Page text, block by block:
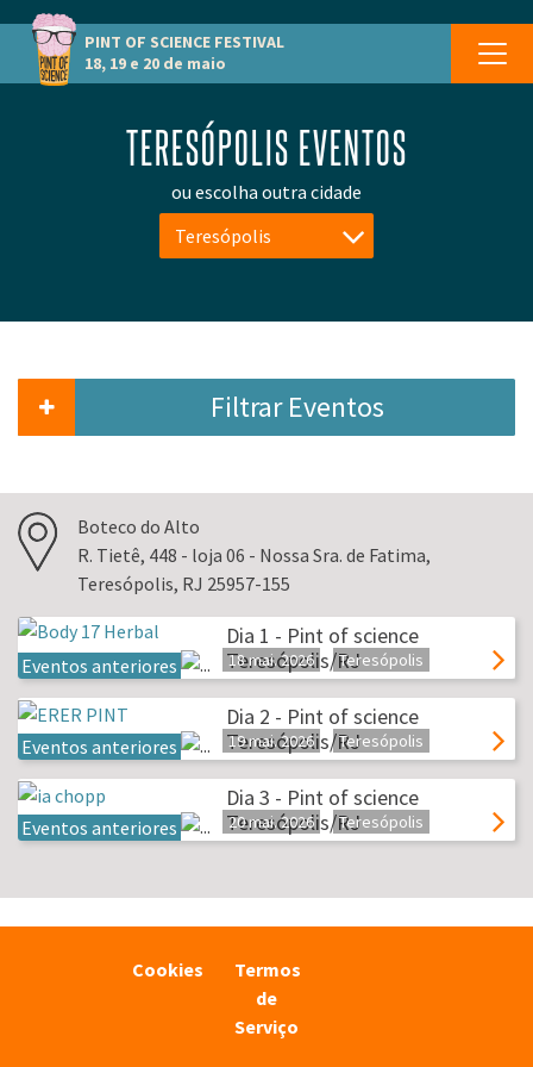
PINT OF SCIENCE FESTIVAL
18, 19 e 20 de maio
TERESÓPOLIS EVENTOS
ou escolha outra cidade
Teresópolis
Filtrar Eventos
Boteco do Alto
R. Tietê, 448 - loja 06 - Nossa Sra. de Fatima,
Teresópolis, RJ 25957-155
Eventos anteriores
Dia 1 - Pint of science
Teresópolis/RJ
18 mai. 2026 Teresópolis
Eventos anteriores
Dia 2 - Pint of science
Teresópolis/RJ
19 mai. 2026 Teresópolis
Eventos anteriores
Dia 3 - Pint of science
Teresópolis/RJ
20 mai. 2026 Teresópolis
Cookies
Termos
de
Serviço